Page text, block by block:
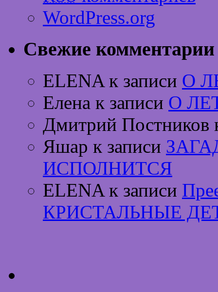
WordPress.org
Свежие комментарии
ELENA к записи О
Елена к записи О
Дмитрий Постников
Яшар к записи
ИСПОЛНИТСЯ
ELENA к записи
КРИСТАЛЬНЫЕ